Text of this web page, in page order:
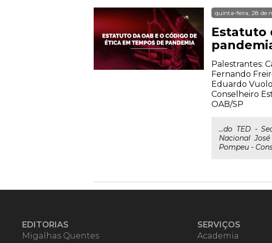
quinta-feira, 28 de
Estatuto
Palestrantes:
Fernando
Eduardo
Conselheiro
OAB/SP
...do TED -
Nacional
Pompeu -
EDITORIAS
Migalhas Quentes
SERVIÇOS
Academia